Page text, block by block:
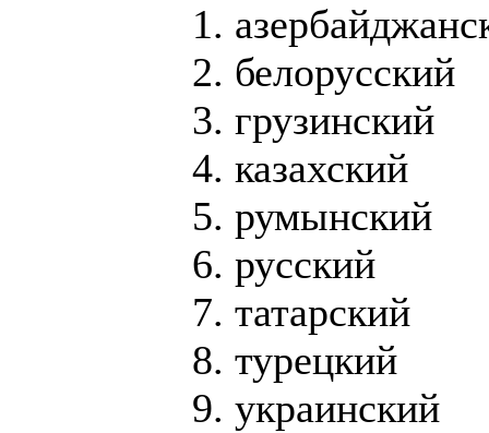
белорусский
грузинский
казахский
румынский
русский
татарский
турецкий
украинский